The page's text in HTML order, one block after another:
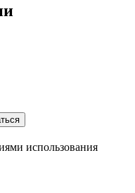
использования